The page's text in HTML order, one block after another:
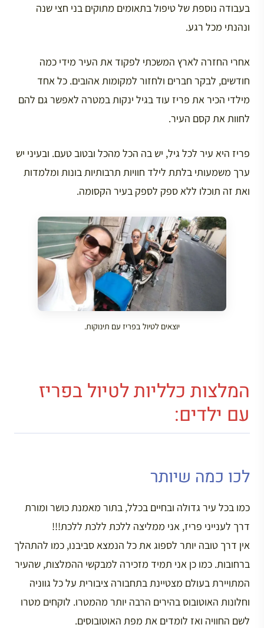
בעבודה נוספת של טיפול בתאומים מתוקים בני חצי שנה
ונהנתי מכל רגע.
אחרי החזרה לארץ המשכתי לפקוד את העיר מידי כמה
חודשים, לבקר חברים ולחזור למקומות אהובים. כל אחד
מילדי הכיר את פריז עוד בגיל ינקות במטרה לאפשר גם להם
לחוות את קסם העיר.
פריז היא עיר לכל גיל, יש בה הכל מהכל ובטוב טעם. ובעיני יש
ערך משמעותי בלתת לילד חוויות תרבותיות בונות ומלמדות
ואת זה תוכלו ללא ספק לספק בעיר הקסומה.
יוצאים לטיול בפריז עם תינוקות.
המלצות כלליות לטיול בפריז
עם ילדים:
לכו כמה שיותר
כמו בכל עיר גדולה ובחיים בכלל, בתור מאמנת כושר ומורת
דרך לענייני פריז, אני ממליצה ללכת ללכת ללכת!!!
אין דרך טובה יותר לספוג את כל הנמצא סביבנו, כמו להתהלך
ברחובות. כמו כן אני תמיד מזכירה למבקשי ההמלצות, שהעיר
המתויירת בעולם מצטיינת בתחבורה ציבורית על כל גווניה
וחלונות האוטובוס בהירים הרבה יותר מהמטרו. לוקחים מטרו
לשם החוויה ואז לומדים את מפת האוטובוסים.